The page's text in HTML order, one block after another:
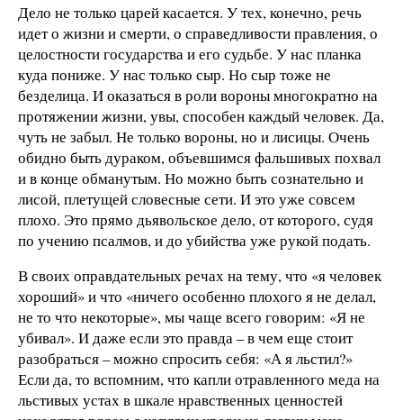
Дело не только царей касается. У тех, конечно, речь
идет о жизни и смерти, о справедливости правления, о
целостности государства и его судьбе. У нас планка
куда пониже. У нас только сыр. Но сыр тоже не
безделица. И оказаться в роли вороны многократно на
протяжении жизни, увы, способен каждый человек. Да,
чуть не забыл. Не только вороны, но и лисицы. Очень
обидно быть дураком, объевшимся фальшивых похвал
и в конце обманутым. Но можно быть сознательно и
лисой, плетущей словесные сети. И это уже совсем
плохо. Это прямо дьявольское дело, от которого, судя
по учению псалмов, и до убийства уже рукой подать.
В своих оправдательных речах на тему, что «я человек
хороший» и что «ничего особенно плохого я не делал,
не то что некоторые», мы чаще всего говорим: «Я не
убивал». И даже если это правда – в чем еще стоит
разобраться – можно спросить себя: «А я льстил?»
Если да, то вспомним, что капли отравленного меда на
льстивых устах в шкале нравственных ценностей